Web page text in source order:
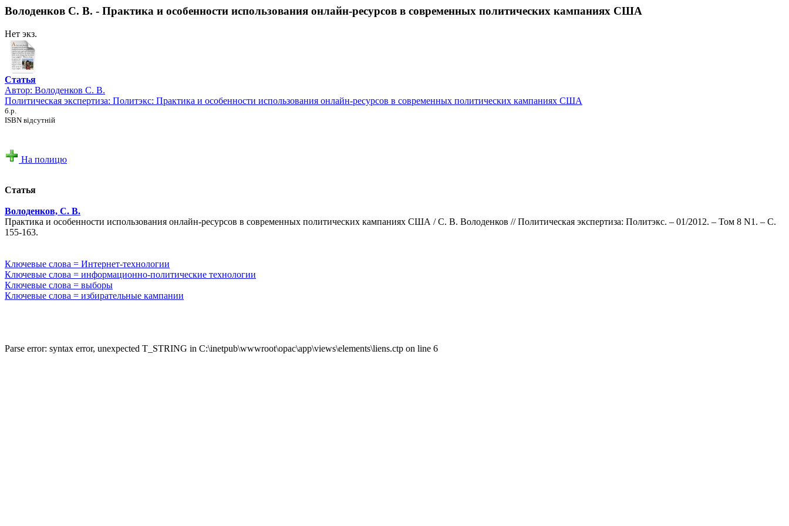
Володенков С. В. - Практика и особенности использования онлайн-ресурсов в современных политических кампаниях США
Нет экз.
Статья
Автор: Володенков С. В.
Политическая экспертиза: Политэкс: Практика и особенности использования онлайн-ресурсов в современных политических кампаниях США
б.р.
ISBN відсутній
На полицю
Статья
Володенков, С. В.
Практика и особенности использования онлайн-ресурсов в современных политических кампаниях США / С. В. Володенков // Политическая экспертиза: Политэкс. – 01/2012. – Том 8 N1. – С.
155-163.
Ключевые слова = Интернет-технологии
Ключевые слова = информационно-политические технологии
Ключевые слова = выборы
Ключевые слова = избирательные кампании
Parse error: syntax error, unexpected T_STRING in C:\inetpub\wwwroot\opac\app\views\elements\liens.ctp on line 6